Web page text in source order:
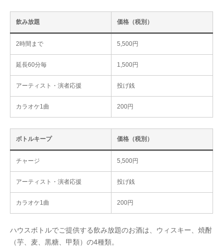
飲み放題 価格（税別）
2時間まで 5,500円
延長60分毎 1,500円
アーティスト・演者応援 投げ銭
カラオケ1曲 200円
ボトルキープ 価格（税別）
チャージ 5,500円
アーティスト・演者応援 投げ銭
カラオケ1曲 200円
ハウスボトルでご提供する飲み放題のお酒は、ウィスキー、焼酎
（芋、麦、黒糖、甲類）の4種類。